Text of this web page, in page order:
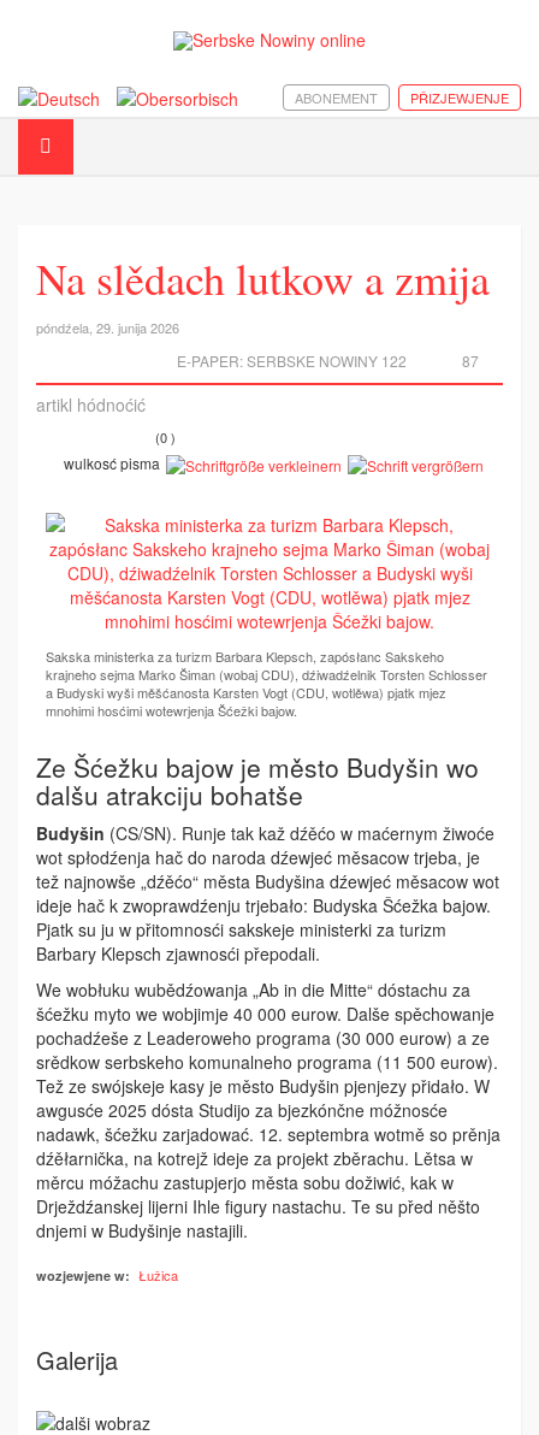
PŘIZJEWJENJE
ABONEMENT
Na slědach lutkow a zmija
póndźela, 29. junija 2026
87
E-PAPER:SERBSKE NOWINY 122
artikl hódnoćić
(0 )
wulkosć pisma
Sakska ministerka za turizm Barbara Klepsch, zapósłanc Sakskeho
krajneho sejma Marko Šiman (wobaj CDU), dźiwadźelnik Torsten Schlosser
a Budyski wyši měšćanosta Karsten Vogt (CDU, wotlěwa) pjatk mjez
mnohimi hosćimi wotewrjenja Šćežki bajow.
Ze Šćežku bajow je město Budyšin wo
dalšu atrakciju bohatše
Budyšin (CS/SN). Runje tak kaž dźěćo w maćernym žiwoće
wot spłodźenja hač do naroda dźewjeć měsacow trjeba, je
tež najnowše „dźěćo“ města Budyšina dźewjeć měsacow wot
ideje hač k zwoprawdźenju trjebało: Budyska Šćežka bajow.
Pjatk su ju w přitomnosći sakskeje ministerki za turizm
Barbary Klepsch zjawnosći přepodali.
We wobłuku wubědźowanja „Ab in die Mitte“ dóstachu za
šćežku myto we wobjimje 40 000 eurow. Dalše spěchowanje
pochadźeše z Leaderoweho programa (30 000 eurow) a ze
srědkow serbskeho komunalneho programa (11 500 eurow).
Tež ze swójskeje kasy je město Budyšin pjenjezy přidało. W
awgusće 2025 dósta Studijo za bjezkónčne móžnosće
nadawk, šćežku zarjadować. 12. septembra wotmě so prěnja
dźěłarnička, na kotrejž ideje za projekt zběrachu. Lětsa w
měrcu móžachu zastupjerjo města sobu dožiwić, kak w
Drježdźanskej lijerni Ihle fi­gury nastachu. Te su před něšto
dnjemi w Budyšinje nastajili.
wozjewjene w: Łužica
Galerija